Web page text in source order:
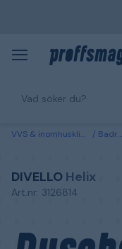
VVS & inomhusklimat Badrum
DIVELLO Helix
Art.nr: 3126814